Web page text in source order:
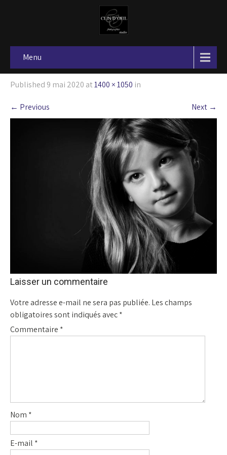
Menu
Published 9 mai 2020 at1400 × 1050 in
← Previous Next →
Laisser un commentaire
Votre adresse e-mail ne sera pas publiée. Les champs
obligatoires sont indiqués avec*
Commentaire *
Nom *
E-mail *